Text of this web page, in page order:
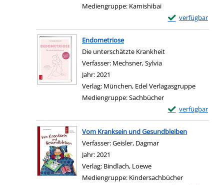
Mediengruppe: Kamishibai
verfügbar
Exemplar-Details
Zum Download
Endometriose
Die unterschätzte Krankheit
Verfasser: Mechsner, Sylvia
Jahr:2021
Verlag: München, Edel Verlagasgruppe
Mediengruppe:Sachbücher
verfügbar
Exemplar-
Zum Download
Vom Kranksein und Gesundbleiben
Verfasser:Geisler, Dagmar
Jahr:2021
Verlag: Bindlach, Loewe
Mediengruppe: Kindersachbücher